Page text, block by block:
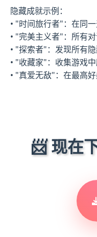
隐藏成就示例：
• "时间旅行者"：在同
• "完美主义者"：所有
• "探索者"：发现所有
• "收藏家"：收集游戏
• "真爱无敌"：在最高
📨 现在